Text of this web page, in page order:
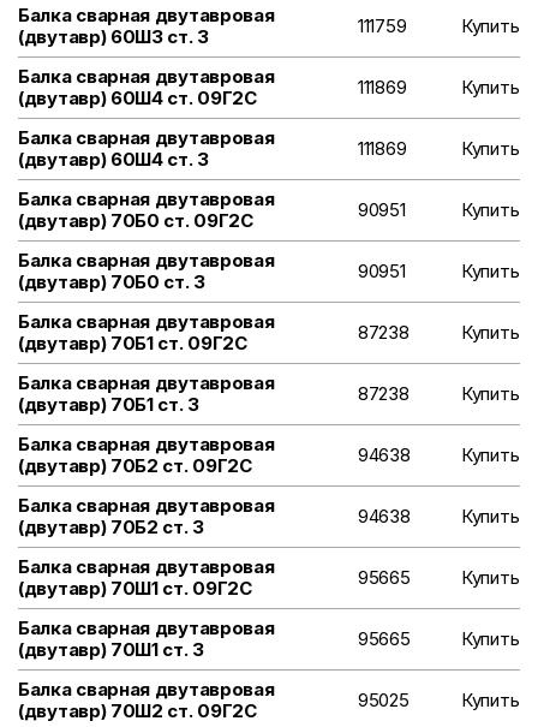
Балка сварная двутавровая
(двутавр) 60Ш3 ст. 3
111759 Купить
Балка сварная двутавровая
(двутавр) 60Ш4 ст. 09Г2С
111869 Купить
Балка сварная двутавровая
(двутавр) 60Ш4 ст. 3
111869 Купить
Балка сварная двутавровая
(двутавр) 70Б0 ст. 09Г2С
90951 Купить
Балка сварная двутавровая
(двутавр) 70Б0 ст. 3
90951 Купить
Балка сварная двутавровая
(двутавр) 70Б1 ст. 09Г2С
87238 Купить
Балка сварная двутавровая
(двутавр) 70Б1 ст. 3
87238 Купить
Балка сварная двутавровая
(двутавр) 70Б2 ст. 09Г2С
94638 Купить
Балка сварная двутавровая
(двутавр) 70Б2 ст. 3
94638 Купить
Балка сварная двутавровая
(двутавр) 70Ш1 ст. 09Г2С
95665 Купить
Балка сварная двутавровая
(двутавр) 70Ш1 ст. 3
95665 Купить
Балка сварная двутавровая
(двутавр) 70Ш2 ст. 09Г2С
95025 Купить